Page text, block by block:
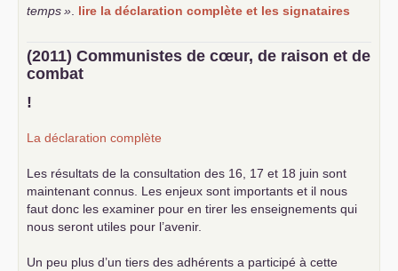
temps» lire la déclaration complète et les signataires
(2011) Communistes de cœur, de raison et de
combat
!
La déclaration complète
Les résultats de la consultation des 16, 17 et 18 juin sont
maintenant connus. Les enjeux sont importants et il nous
faut donc les examiner pour en tirer les enseignements qui
nous seront utiles pour l’avenir.
Un peu plus d’un tiers des adhérents a participé à cette